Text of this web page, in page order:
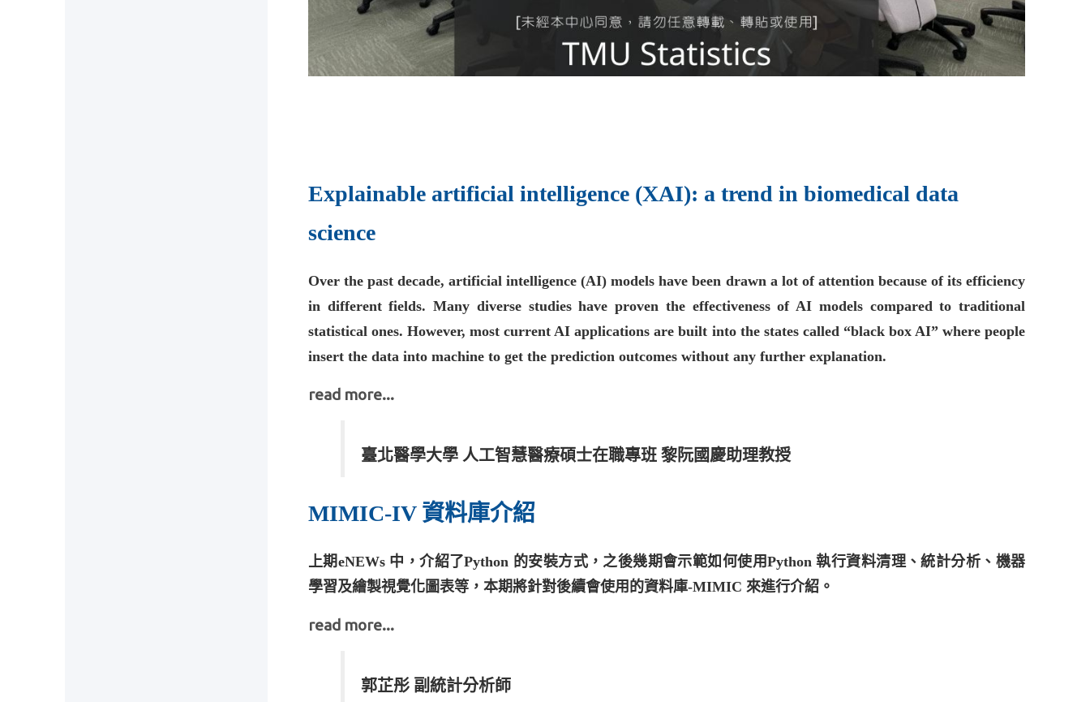
Explainable artificial intelligence (XAI): a trend in biomedical data
science
Over the past decade, artificial intelligence (AI) models have been drawn a lot of attention because of its efficiency
in different fields. Many diverse studies have proven the effectiveness of AI models compared to traditional
statistical ones. However, most current AI applications are built into the states called “black box AI” where people
insert the data into machine to get the prediction outcomes without any further explanation.
read more...
臺北醫學大學 人工智慧醫療碩士在職專班 黎阮國慶助理教授
MIMIC-IV 資料庫介紹
上期eNEWs 中，介紹了Python 的安裝方式，之後幾期會示範如何使用Python 執行資料清理、統計分析、機器
學習及繪製視覺化圖表等，本期將針對後續會使用的資料庫-MIMIC 來進行介紹。
read more...
郭芷彤 副統計分析師